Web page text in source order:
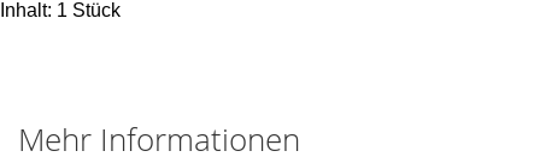
Inhalt: 1 Stück
Mehr Informationen